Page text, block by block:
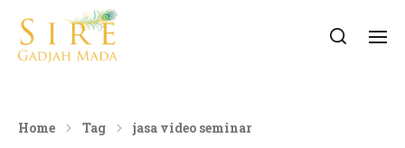
Home Tag jasa video seminar